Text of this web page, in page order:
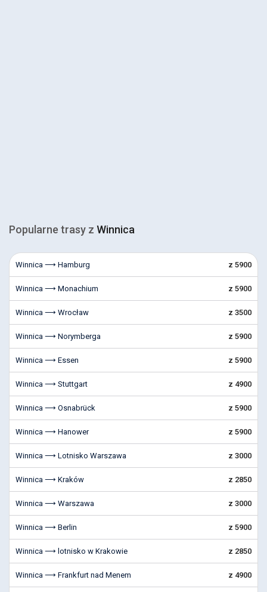
Popularne trasy z Winnica
Winnica ⟶ Hamburg z 5900
Winnica ⟶ Monachium z 5900
Winnica ⟶ Wrocław z 3500
Winnica ⟶ Norymberga z 5900
Winnica ⟶ Essen z 5900
Winnica ⟶ Stuttgart z 4900
Winnica ⟶ Osnabrück z 5900
Winnica ⟶ Hanower z 5900
Winnica ⟶ Lotnisko Warszawa z 3000
Winnica ⟶ Kraków z 2850
Winnica ⟶ Warszawa z 3000
Winnica ⟶ Berlin z 5900
Winnica ⟶ lotnisko w Krakowie z 2850
Winnica ⟶ Frankfurt nad Menem z 4900